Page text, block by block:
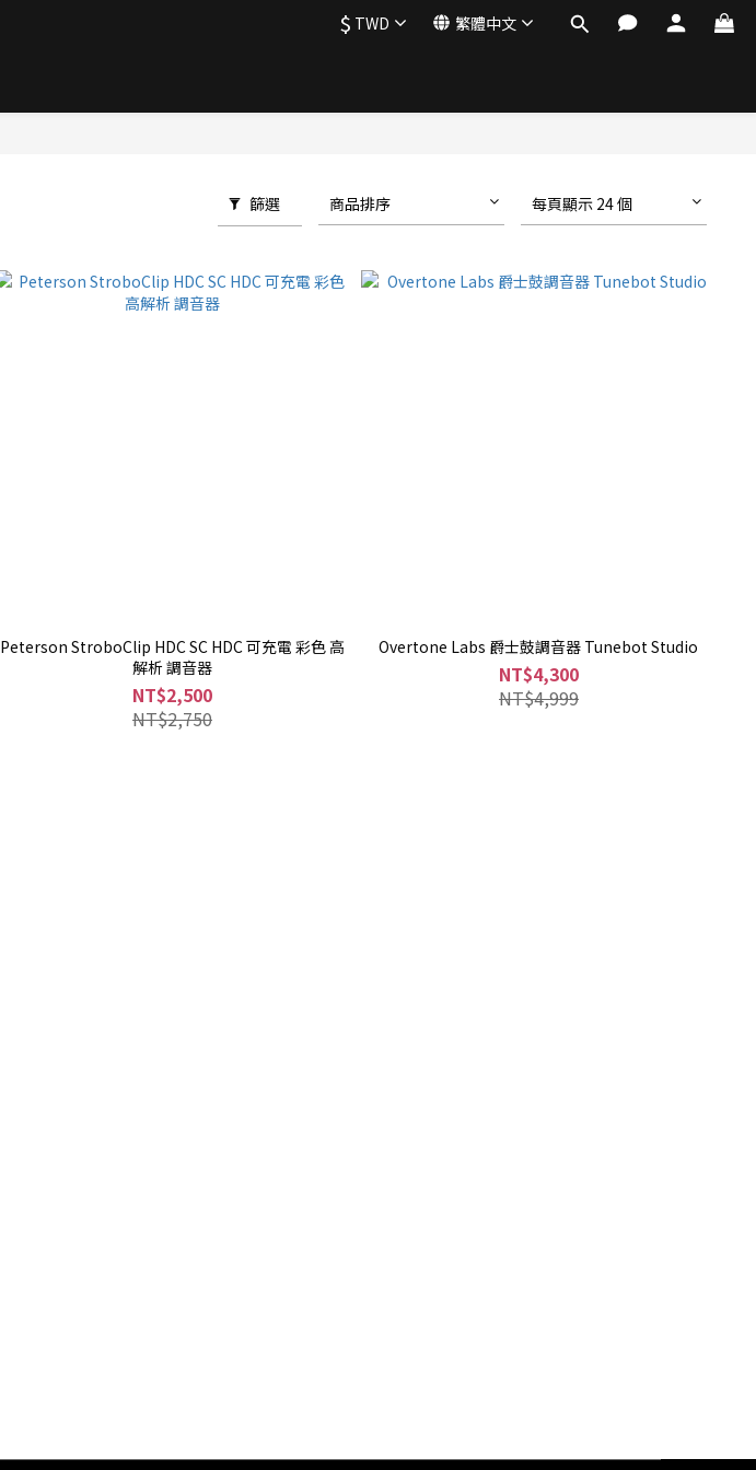
$ TWD 繁體中文
篩選 商品排序 每頁顯示 24 個
Peterson StroboClip HDC SC HDC 可充電 彩色 高
解析 調音器
NT$2,500
NT$2,750
Overtone Labs 爵士鼓調音器 Tunebot Studio
NT$4,300
NT$4,999